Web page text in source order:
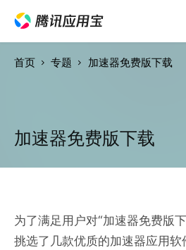
首页 专题 加速器免费版下载
加速器免费版下载
为了满足用户对“加速器免费版
挑选了几款优质的加速器应用软